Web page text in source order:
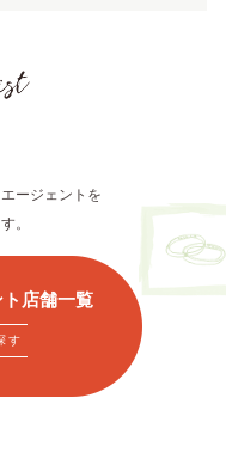
ージェントを
。
店舗一覧
す